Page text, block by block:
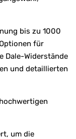
bis zu 1000
für
Dale-Widerstände
und detaillierten
um die